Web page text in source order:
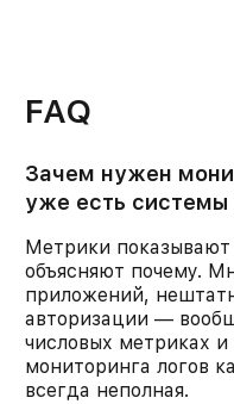
FAQ
Зачем нужен
уже есть системы
Метрики показывают
объясняют почему.
приложений,
авторизации —
числовых метриках и
мониторинга логов
всегда неполная.